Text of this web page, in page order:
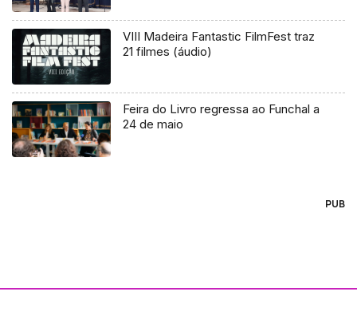
VIII Madeira Fantastic FilmFest traz
21 filmes (áudio)
Feira do Livro regressa ao Funchal a
24 de maio
PUB